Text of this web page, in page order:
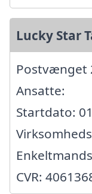
Lucky Star
Postvænget
Ansatte:
Startdato:
CVR: